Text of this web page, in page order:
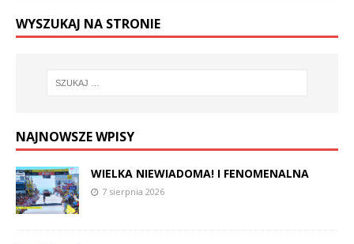
WYSZUKAJ NA STRONIE
NAJNOWSZE WPISY
WIELKA NIEWIADOMA! I FENOMENALNA
7 sierpnia 2026